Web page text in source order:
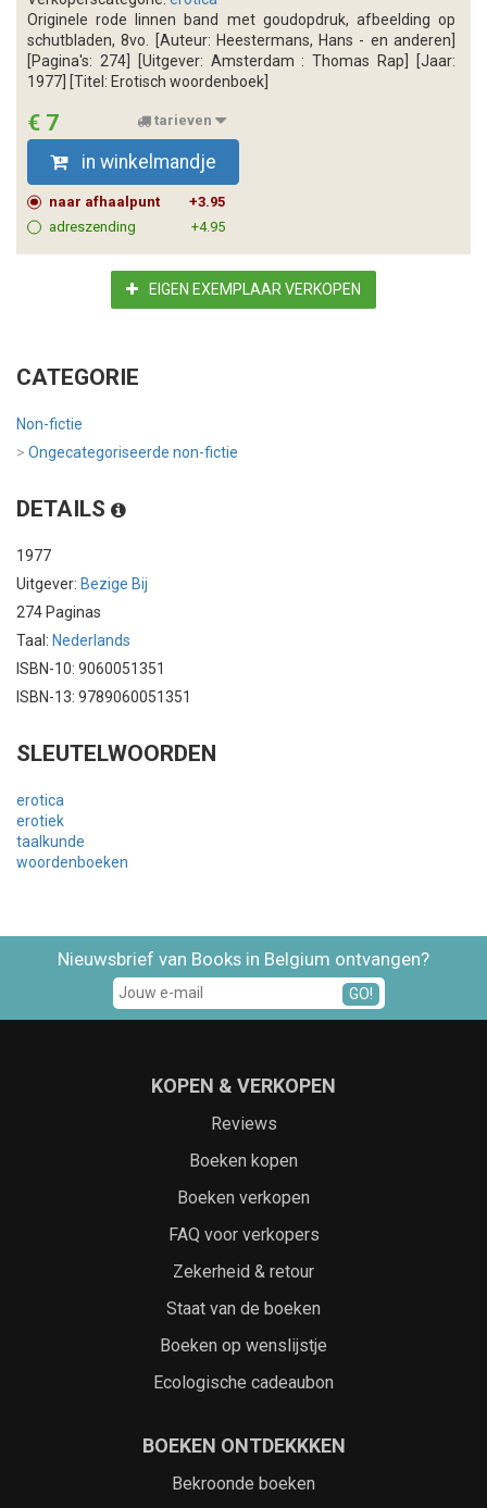
Originele rode linnen band met goudopdruk, afbeelding op
schutbladen, 8vo. [Auteur: Heestermans, Hans - en anderen]
[Pagina's: 274] [Uitgever: Amsterdam : Thomas Rap] [Jaar:
1977] [Titel: Erotisch woordenboek]
€ 7 tarieven
in winkelmandje
naar afhaalpunt
+3.95
adreszending
+4.95
EIGEN EXEMPLAAR VERKOPEN
CATEGORIE
Non-fictie
> Ongecategoriseerde non-fictie
DETAILS
1977
Uitgever: Bezige Bij
274 Paginas
Taal: Nederlands
ISBN-10: 9060051351
ISBN-13: 9789060051351
SLEUTELWOORDEN
erotica
erotiek
taalkunde
woordenboeken
Nieuwsbrief van Books in Belgium ontvangen?
GO!
KOPEN & VERKOPEN
Reviews
Boeken kopen
Boeken verkopen
FAQ voor verkopers
Zekerheid & retour
Staat van de boeken
Boeken op wenslijstje
Ecologische cadeaubon
BOEKEN ONTDEKKKEN
Bekroonde boeken